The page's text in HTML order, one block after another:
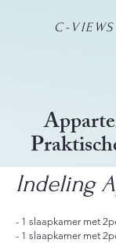
C-VIEWS
Indeling
- 1 slaapkamer met
- 1 slaapkamer met